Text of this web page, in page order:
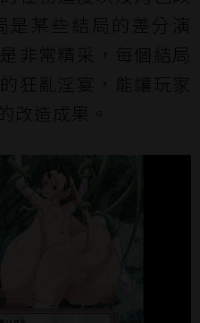
某些結局的差分演
非常精采，每個結局
狂亂淫宴，能讓玩家
改造成果。